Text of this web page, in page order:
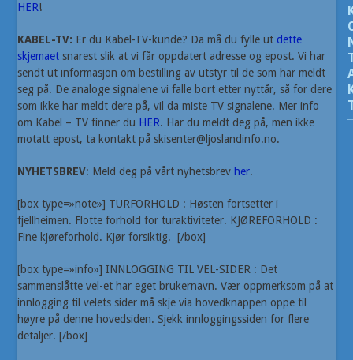
HER!
KABEL-TV: Er du Kabel-TV-kunde? Da må du fylle ut dette
skjemaet snarest slik at vi får oppdatert adresse og epost. Vi har
sendt ut informasjon om bestilling av utstyr til de som har meldt
seg på. De analoge signalene vi falle bort etter nyttår, så for dere
som ikke har meldt dere på, vil da miste TV signalene. Mer info
om Kabel – TV finner du HER. Har du meldt deg på, men ikke
motatt epost, ta kontakt på skisenter@ljoslandinfo.no.
NYHETSBREV: Meld deg på vårt nyhetsbrev her.
[box type=»note»] TURFORHOLD : Høsten fortsetter i
fjellheimen. Flotte forhold for turaktiviteter. KJØREFORHOLD :
Fine kjøreforhold. Kjør forsiktig.[/box]
[box type=»info»] INNLOGGING TIL VEL-SIDER : Det
sammenslåtte vel-et har eget brukernavn. Vær oppmerksom på at
innlogging til velets sider må skje via hovedknappen oppe til
høyre på denne hovedsiden. Sjekk innloggingssiden for flere
detaljer.[/box]